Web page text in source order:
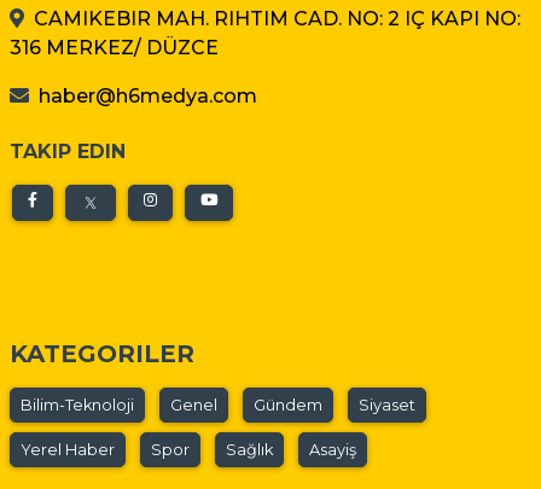
CAMIKEBIR MAH. RIHTIM CAD. NO: 2 IÇ KAPI NO:
316 MERKEZ/ DÜZCE
haber@h6medya.com
TAKIP EDIN
KATEGORILER
Bilim-Teknoloji Genel Gündem Siyaset
Yerel Haber Spor Sağlık Asayiş